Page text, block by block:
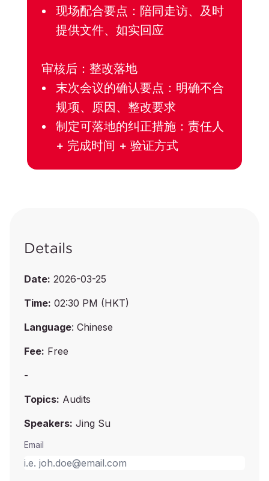
现场配合要点：陪同走访、及时
提供文件、如实回应
审核后：整改落地
末次会议的确认要点：明确不合
规项、原因、整改要求
制定可落地的纠正措施：责任人
+ 完成时间 + 验证方式
Details
Date: 2026-03-25
Time: 02:30 PM (HKT)
Language: Chinese
Fee: Free
-
Topics: Audits
Speakers: Jing Su
Email